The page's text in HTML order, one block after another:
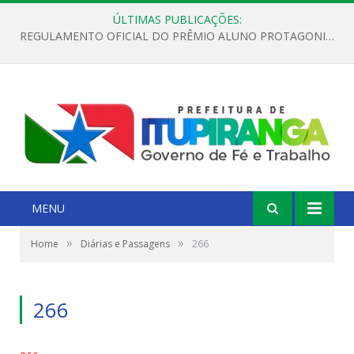
ÚLTIMAS PUBLICAÇÕES:
REGULAMENTO OFICIAL DO PRÊMIO ALUNO PROTAGONISTA – EDIÇÃO 2026
MENU
Home » Diárias e Passagens » 266
266